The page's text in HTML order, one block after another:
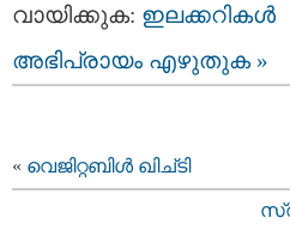
വായിക്കുക: ഇലക്കറികള്‍
അഭിപ്രായം എഴുതുക »
« വെജിറ്റബിള്‍ ഖിച്ടി